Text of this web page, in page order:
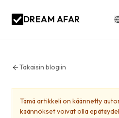
DREAM AFAR
Takaisin blogiin
Tämä artikkeli on käännetty
käännökset voivat olla